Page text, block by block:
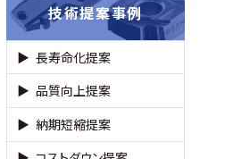
技術提案事例
長寿命化提案
品質向上提案
納期短縮提案